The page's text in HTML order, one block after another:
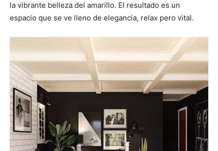
la vibrante belleza del amarillo. El resultado es un
espacio que se ve lleno de elegancia, relax pero vital.